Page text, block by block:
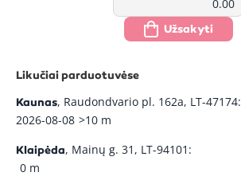
Užsakyti
Likučiai parduotuvėse
Kaunas, Raudondvario pl. 162a, LT-47174:
2026-08-08 >10 m
Klaipėda, Mainų g. 31, LT-94101:
0 m